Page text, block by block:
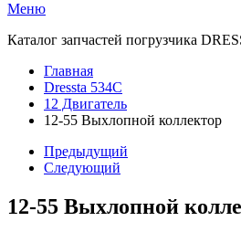
Меню
Каталог запчастей погрузчика
Главная
Dressta 534C
12 Двигатель
12-55 Выхлопной коллектор
Предыдущий
Следующий
12-55 Выхлопной